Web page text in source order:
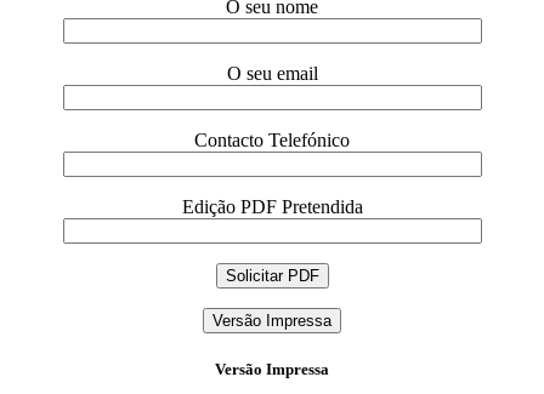
O seu nome
O seu email
Contacto Telefónico
Edição PDF Pretendida
Versão Impressa
Versão Impressa